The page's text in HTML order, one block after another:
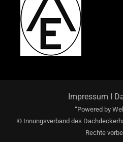
© Innungsverband des
Rechte
Impressum I
“Powered by